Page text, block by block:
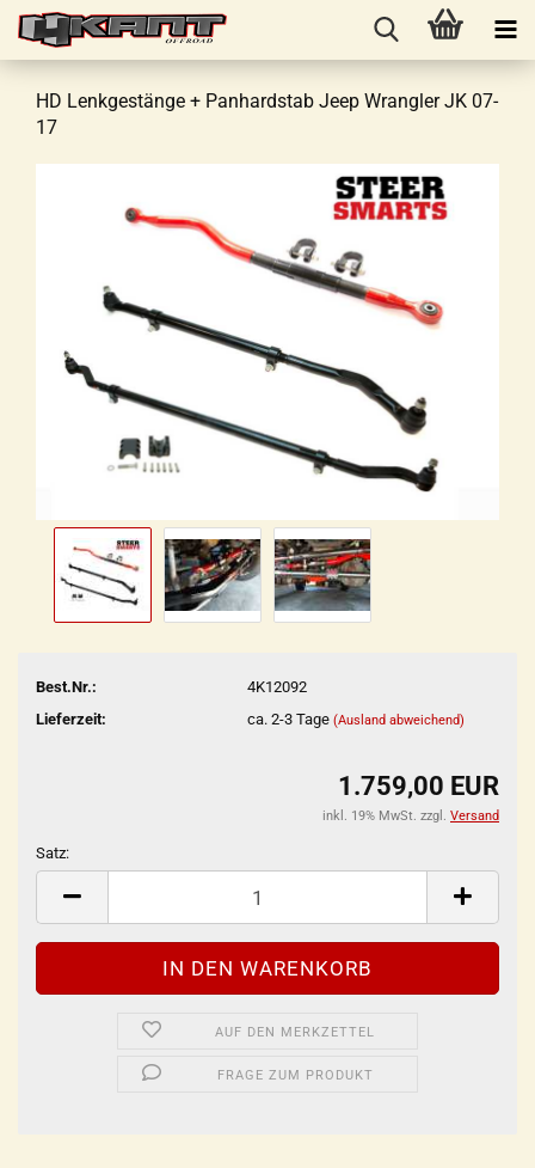
HD Lenkgestänge + Panhardstab Jeep Wrangler JK 07-
17
Best.Nr.:
4K12092
Lieferzeit:
ca. 2-3 Tage (Ausland abweichend)
1.759,00 EUR
inkl. 19% MwSt. zzgl. Versand
Satz:
Satz
AUF DEN MERKZETTEL
FRAGE ZUM PRODUKT